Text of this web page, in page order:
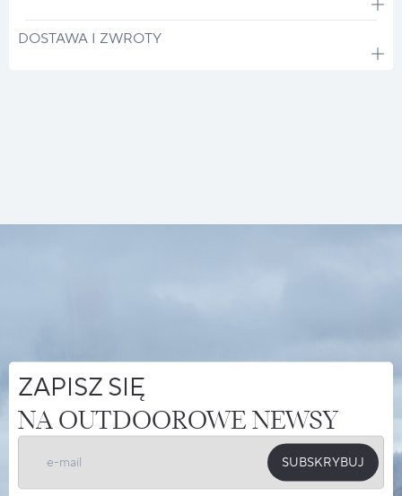
DOSTAWA I ZWROTY
ZAPISZ SIĘ
NA OUTDOOROWE NEWSY
SUBSKRYBUJ